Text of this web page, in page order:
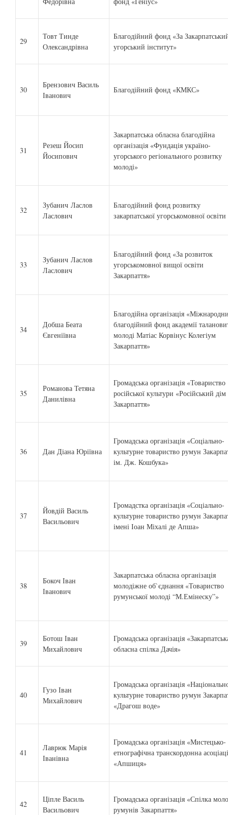
29
Товт Тинде
Олександрівна
Благодійний фонд «За
угорський інститут»
30
Брензович Василь
Іванович
Благодійний фонд «КМКС»
31
Резеш Йосип
Йосипович
Закарпатська обласна благодійна
організація «Фундація україно-
угорського регіонального розвитку
молоді»
32
Зубанич Ласлов
Ласлович
Благодійний фонд розвитку
закарпатської угорськомовної освіти
33
Зубанич Ласлов
Ласлович
Благодійний фонд «За розвиток
угорськомовної вищої освіти
Закарпаття»
34
Добша Беата
Євгеніївна
Благодійна організація
благодійний фонд академії
молоді Матіас Корвінус Колегіум
Закарпаття»
35
Романова Тетяна
Данилівна
Громадська організація «Товариство
російської культури «Російський дім
Закарпаття»
36 Дан Діана Юріївна
Громадська організація «Соціально-
культурне товариство румун
ім. Дж. Кошбука»
37
Йовдій Василь
Васильович
Громадстка організація «Соціально-
культурне товариство румун
імені Іоан Міхалі де Апша»
38
Бокоч Іван
Іванович
Закарпатська обласна організація
молодіжне об`єднання «Товариство
румунської молоді “М.Емінеску”»
39
Ботош Іван
Михайлович
Громадська організація
обласна спілка Дачія»
40
Гузо Іван
Михайлович
Громадська організація
культурне товариство румун
«Драгош воде»
41
Лаврюк Марія
Іванівна
Громадська організація «Мистецько-
етнографічна транскордонна
«Апшиця»
42
Ціпле Василь
Васильович
Громадська організація «Спілка
румунів Закарпаття»